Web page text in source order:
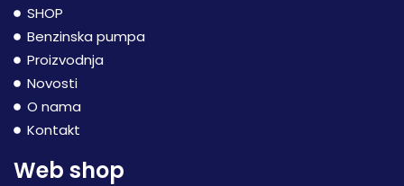
SHOP
Benzinska pumpa
Proizvodnja
Novosti
O nama
Kontakt
Web shop